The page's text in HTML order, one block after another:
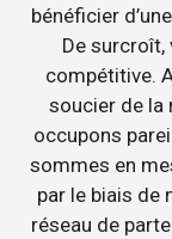
bénéficier
De
compétitive.
soucier de la
occupons
sommes en
par le biais de
réseau de